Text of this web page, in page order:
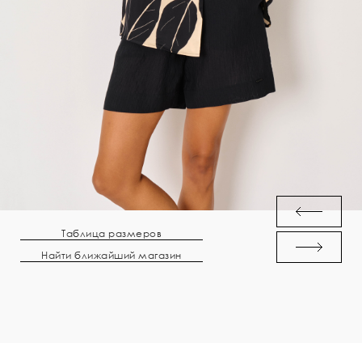
Таблица размеров
Найти ближайший магазин